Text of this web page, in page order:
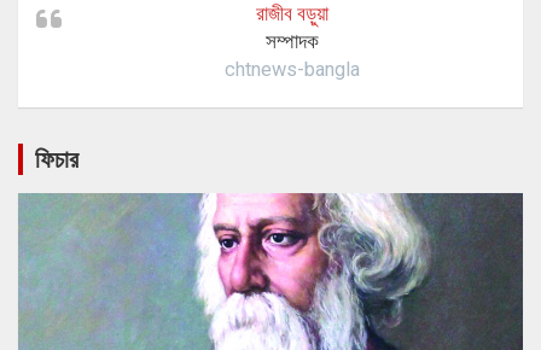
রাজীব বড়ুয়া
সম্পাদক
chtnews-bangla
ফিচার